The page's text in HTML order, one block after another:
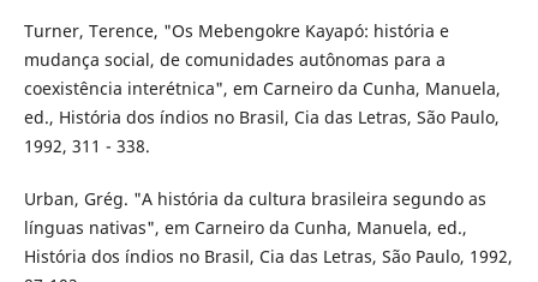
Turner, Terence, "Os Mebengokre Kayapó: história e
mudança social, de comunidades autônomas para a
coexistência interétnica", em Carneiro da Cunha, Manuela,
ed., História dos índios no Brasil, Cia das Letras, São Paulo,
1992, 311 - 338.
Urban, Grég. "A história da cultura brasileira segundo as
línguas nativas", em Carneiro da Cunha, Manuela, ed.,
História dos índios no Brasil, Cia das Letras, São Paulo, 1992,